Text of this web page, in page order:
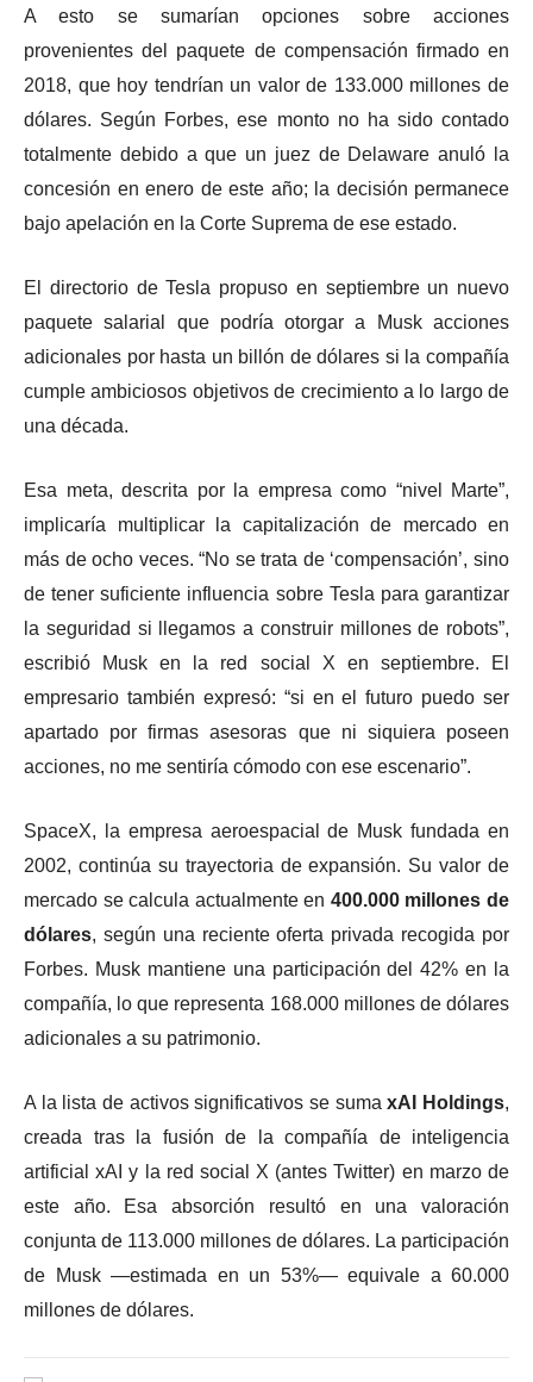
A esto se sumarían opciones sobre acciones
provenientes del paquete de compensación firmado en
2018, que hoy tendrían un valor de 133.000 millones de
dólares. Según Forbes, ese monto no ha sido contado
totalmente debido a que un juez de Delaware anuló la
concesión en enero de este año; la decisión permanece
bajo apelación en la Corte Suprema de ese estado.
El directorio de Tesla propuso en septiembre un nuevo
paquete salarial que podría otorgar a Musk acciones
adicionales por hasta un billón de dólares si la compañía
cumple ambiciosos objetivos de crecimiento a lo largo de
una década.
Esa meta, descrita por la empresa como “nivel Marte”,
implicaría multiplicar la capitalización de mercado en
más de ocho veces. “No se trata de ‘compensación’, sino
de tener suficiente influencia sobre Tesla para garantizar
la seguridad si llegamos a construir millones de robots”,
escribió Musk en la red social X en septiembre. El
empresario también expresó: “si en el futuro puedo ser
apartado por firmas asesoras que ni siquiera poseen
acciones, no me sentiría cómodo con ese escenario”.
SpaceX, la empresa aeroespacial de Musk fundada en
2002, continúa su trayectoria de expansión. Su valor de
mercado se calcula actualmente en 400.000 millones de
dólares, según una reciente oferta privada recogida por
Forbes. Musk mantiene una participación del 42% en la
compañía, lo que representa 168.000 millones de dólares
adicionales a su patrimonio.
A la lista de activos significativos se sumaxAI Holdings,
creada tras la fusión de la compañía de inteligencia
artificial xAI y la red social X (antes Twitter) en marzo de
este año. Esa absorción resultó en una valoración
conjunta de 113.000 millones de dólares. La participación
de Musk —estimada en un 53%— equivale a 60.000
millones de dólares.